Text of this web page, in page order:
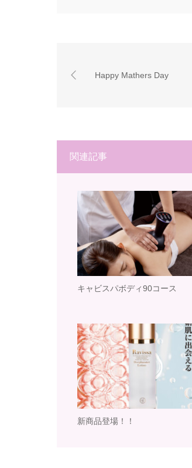
Happy Mathers Day
関連記事
キャビスパボディ90コース
新商品登場！！